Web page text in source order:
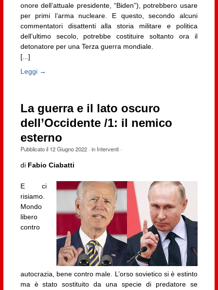
onore dell’attuale presidente, “Biden”), potrebbero usare
per primi l’arma nucleare. E questo, secondo alcuni
commentatori disattenti alla storia militare e politica
dell’ultimo secolo, potrebbe costituire soltanto ora il
detonatore per una Terza guerra mondiale.
[...]
Leggi →
La guerra e il lato oscuro
dell’Occidente /1: il nemico
esterno
Pubblicato il 12 Giugno 2022· in Interventi·
di Fabio Ciabatti
E ci
risiamo.
Mondo
libero
contro
autocrazia, bene contro male. L’orso sovietico si è estinto
ma è stato sostituito da una specie di predatore se